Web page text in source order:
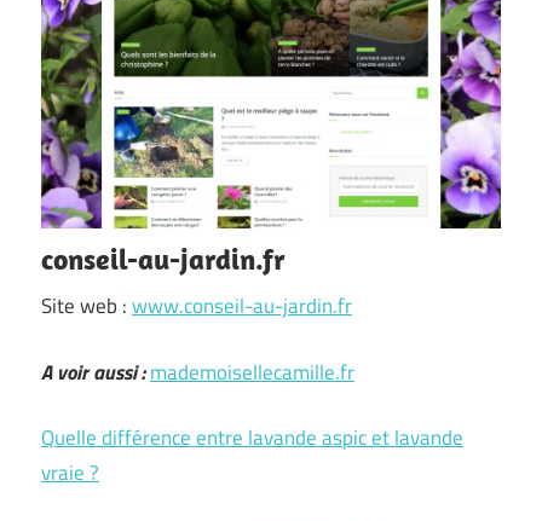
conseil-au-jardin.fr
Site web :www.conseil-au-jardin.fr
A voir aussi :mademoisellecamille.fr
Quelle différence entre lavande aspic et lavande
vraie ?